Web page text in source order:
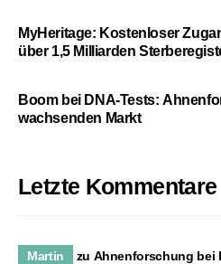
MyHeritage: Kostenloser
über 1,5 Milliarden
Boom bei DNA-Tests:
wachsenden Markt
Letzte Kommentare
Martin zu Ahnenforschung bei